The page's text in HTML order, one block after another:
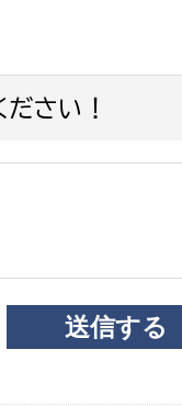
さい！